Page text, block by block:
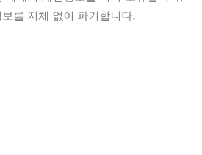
를 지체 없이 파기합니다.